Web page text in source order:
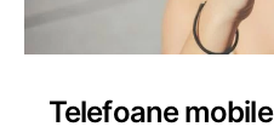
Telefoane mobile